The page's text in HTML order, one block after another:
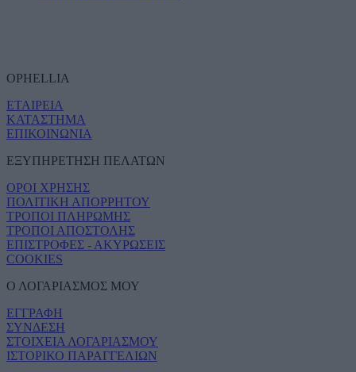
OPHELLIA
ΕΤΑΙΡΕΙΑ
ΚΑΤΑΣΤΗΜΑ
ΕΠΙΚΟΙΝΩΝΙΑ
ΕΞΥΠΗΡΕΤΗΣΗ ΠΕΛΑΤΩΝ
ΟΡΟΙ ΧΡΗΣΗΣ
ΠΟΛΙΤΙΚΗ ΑΠΟΡΡΗΤΟΥ
ΤΡΟΠΟΙ ΠΛΗΡΩΜΗΣ
ΤΡΟΠΟΙ ΑΠΟΣΤΟΛΗΣ
ΕΠΙΣΤΡΟΦΕΣ - ΑΚΥΡΩΣΕΙΣ
COOKIES
Ο ΛΟΓΑΡΙΑΣΜΟΣ ΜΟΥ
ΕΓΓΡΑΦΗ
ΣΥΝΔΕΣΗ
ΣΤΟΙΧΕΙΑ ΛΟΓΑΡΙΑΣΜΟΥ
ΙΣΤΟΡΙΚΟ ΠΑΡΑΓΓΕΛΙΩΝ